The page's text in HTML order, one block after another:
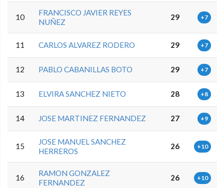
10
FRANCISCO JAVIER REYES
NUÑEZ
29 +7
11 CARLOS ALVAREZ RODERO 29 +7
12 PABLO CABANILLAS BOTO 29 +7
13 ELVIRA SANCHEZ NIETO 28 +8
14 JOSE MARTINEZ FERNANDEZ 27 +9
15
JOSE MANUEL SANCHEZ
HERREROS
26 +10
16
RAMON GONZALEZ
FERNANDEZ
26 +10